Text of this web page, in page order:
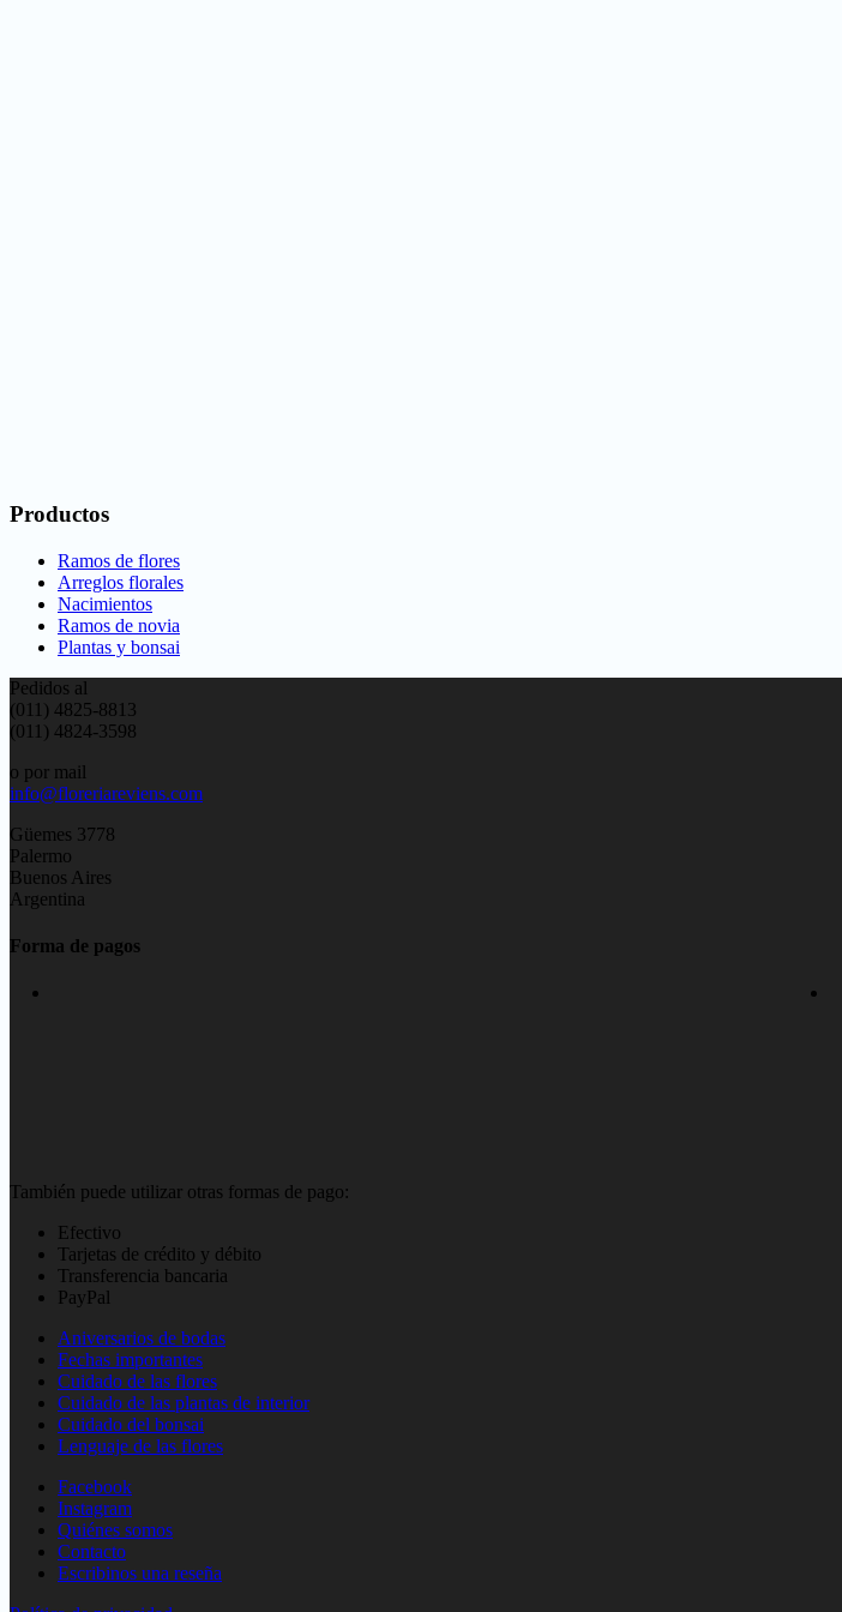
Productos
Ramos de flores
Arreglos florales
Nacimientos
Ramos de novia
Plantas y bonsai
Pedidos al
(011) 4825-8813
(011) 4824-3598
o por mail
info@floreriareviens.com
Güemes 3778
Palermo
Buenos Aires
Argentina
Forma de pagos
También puede utilizar otras formas de pago:
Efectivo
Tarjetas de crédito y débito
Transferencia bancaria
PayPal
Aniversarios de bodas
Fechas importantes
Cuidado de las flores
Cuidado de las plantas de interior
Cuidado del bonsai
Lenguaje de las flores
Facebook
Instagram
Quiénes somos
Contacto
Escribinos una reseña